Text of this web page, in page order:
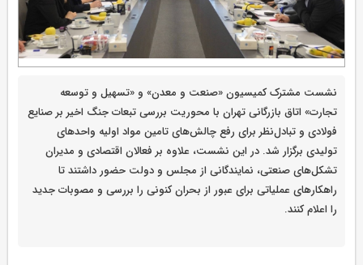
نشست مشترک کمیسیون «صنعت و معدن» و «تسهیل و توسعه
تجارت» اتاق بازرگانی تهران با محوریت بررسی تبعات جنگ اخیر بر صنایع
فولادی و تبادل‌نظر برای رفع چالش‌های تامین مواد اولیه واحدهای
تولیدی برگزار شد. در این نشست، علاوه بر فعالان اقتصادی و مدیران
تشکل‌های صنعتی، نمایندگانی از مجلس و دولت حضور داشتند تا
راهکارهای عملیاتی برای عبور از بحران کنونی را بررسی و مصوبات جدید
را اعلام کنند.